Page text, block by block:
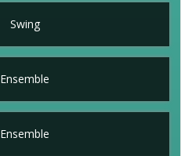
Swing
Ensemble
Ensemble